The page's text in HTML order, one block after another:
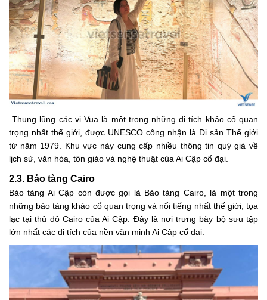
Thung lũng các vị Vua là một trong những di tích khảo cổ quan
trọng nhất thế giới, được UNESCO công nhận là Di sản Thế giới
từ năm 1979. Khu vực này cung cấp nhiều thông tin quý giá về
lịch sử, văn hóa, tôn giáo và nghệ thuật của Ai Cập cổ đại.
2.3. Bảo tàng Cairo
Bảo tàng Ai Cập còn được gọi là Bảo tàng Cairo, là một trong
những bảo tàng khảo cổ quan trọng và nổi tiếng nhất thế giới, tọa
lạc tại thủ đô Cairo của Ai Cập. Đây là nơi trưng bày bộ sưu tập
lớn nhất các di tích của nền văn minh Ai Cập cổ đại.